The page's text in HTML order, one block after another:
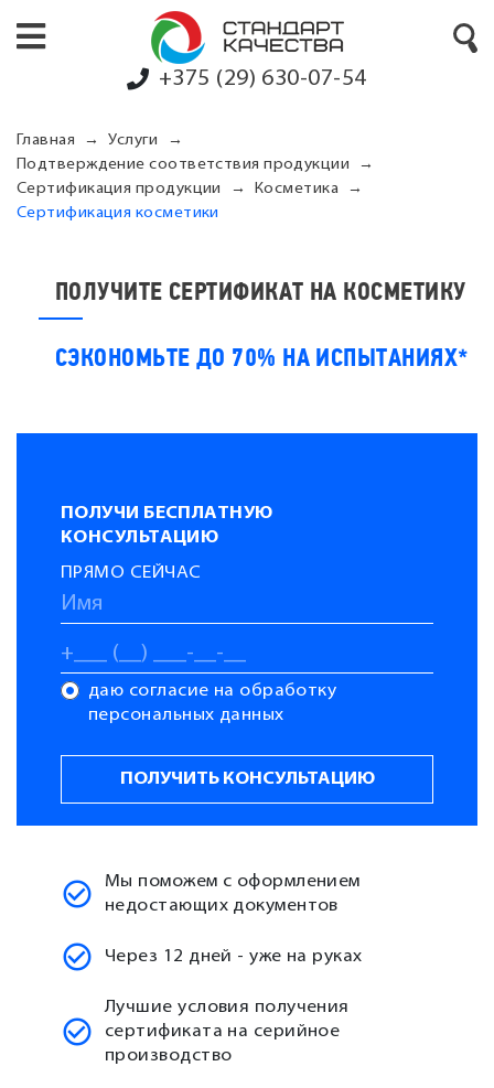
+375 (29) 630-07-54
Главная
Услуги
Подтверждение соответствия продукции
Сертификация продукции
Косметика
Сертификация косметики
ПОЛУЧИТЕ СЕРТИФИКАТ НА КОСМЕТИКУ
СЭКОНОМЬТЕ ДО 70% НА ИСПЫТАНИЯХ*
ПОЛУЧИ БЕСПЛАТНУЮ
КОНСУЛЬТАЦИЮ
ПРЯМО СЕЙЧАС
даю согласие на обработку
персональных данных
Мы поможем с оформлением
недостающих документов
Через 12 дней - уже на руках
Лучшие условия получения
сертификата на серийное
производство